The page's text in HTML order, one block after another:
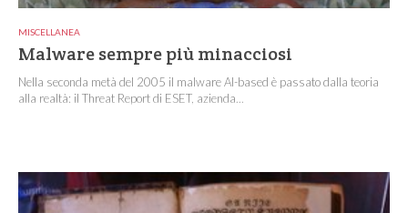
MISCELLANEA
Malware sempre più minacciosi
Nella seconda metà del 2005 il malware AI-based è passato dalla teoria
alla realtà: il Threat Report di ESET, azienda...